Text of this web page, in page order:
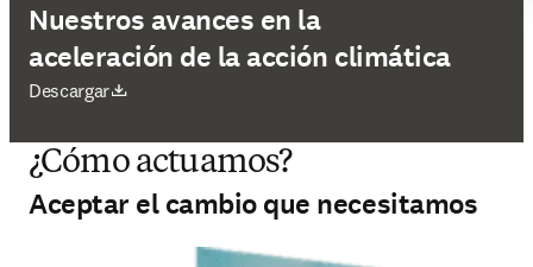
Nuestros avances en la
aceleración de la acción climática
Descargar
se abre en una nueva pestaña/ventana
¿Cómo actuamos?
Aceptar el cambio que necesitamos